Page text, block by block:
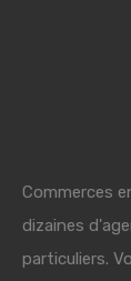
Commerces
dizaines
particuliers.